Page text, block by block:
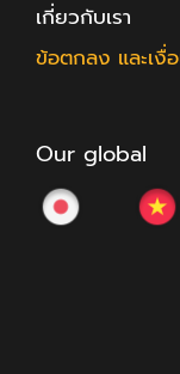
เกี่ยวกับเรา
ข้อตกลง และเงื่
Our global